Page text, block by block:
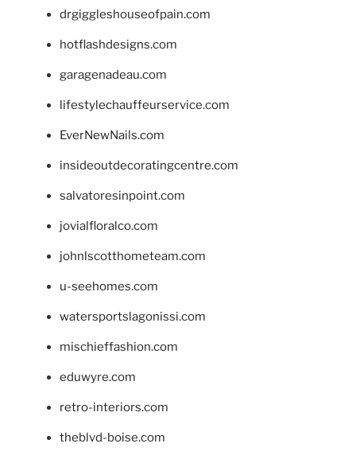
drgiggleshouseofpain.com
hotflashdesigns.com
garagenadeau.com
lifestylechauffeurservice.com
EverNewNails.com
insideoutdecoratingcentre.com
salvatoresinpoint.com
jovialfloralco.com
johnlscotthometeam.com
u-seehomes.com
watersportslagonissi.com
mischieffashion.com
eduwyre.com
retro-interiors.com
theblvd-boise.com